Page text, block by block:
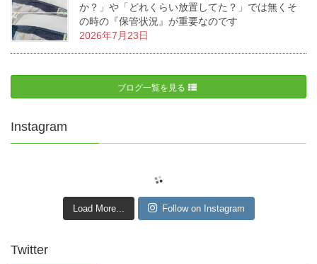
か？」や「どれくらい放置してた？」では無くそ
の時の『保管状況』が重要なのです
2026年7月23日
ブログ一覧を見る
Instagram
Load More... Follow on Instagram
Twitter